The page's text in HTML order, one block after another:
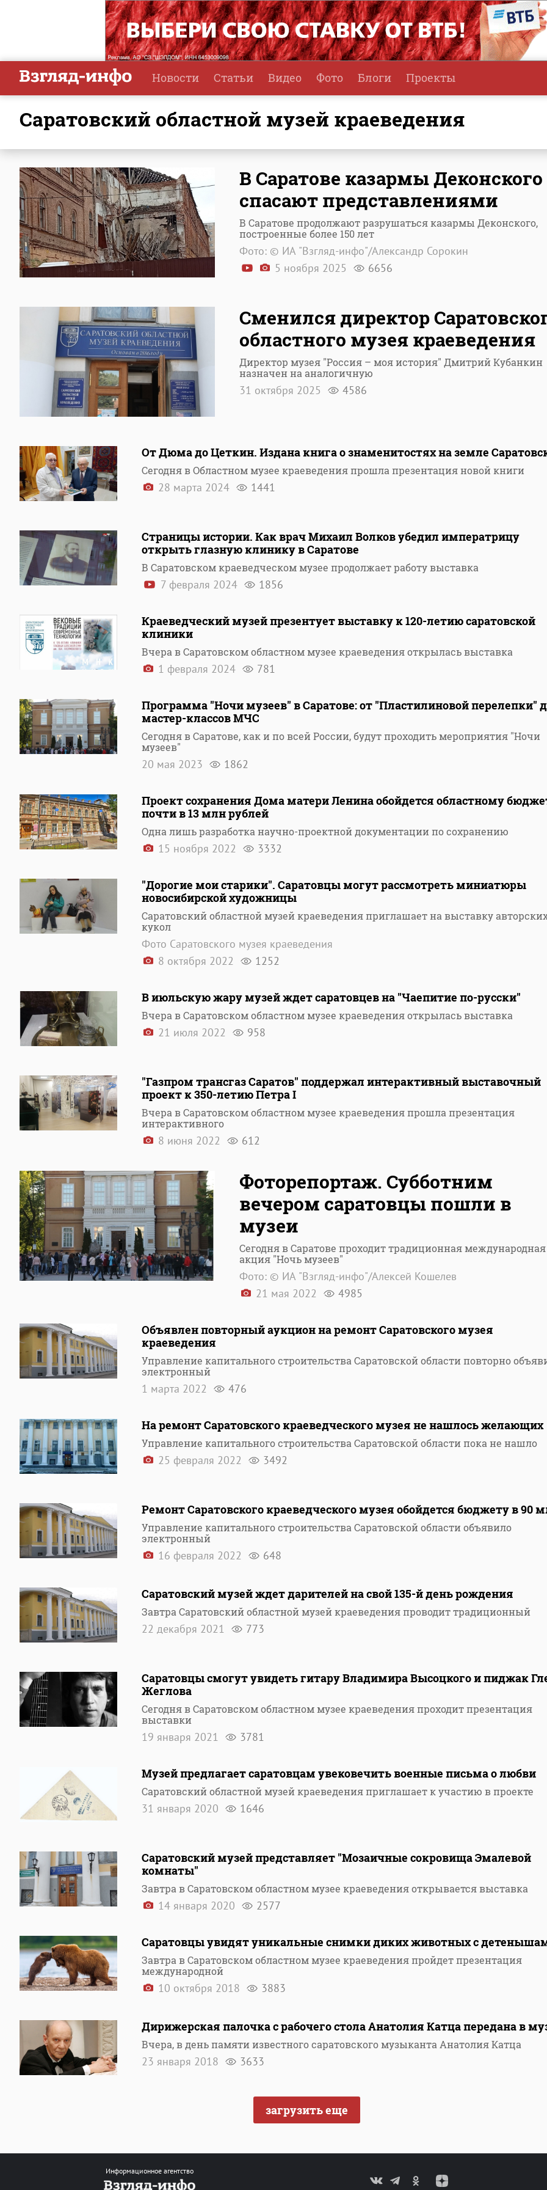
Новости Статьи Видео Фото Блоги Проекты
Саратовский областной музей краеведения
В Саратове казармы Деконского
спасают представлениями
В Саратове продолжают разрушаться казармы Деконского,
построенные более 150 лет
Фото: © ИА "Взгляд-инфо"/Александр Сорокин
5 ноября 2025
6656
Сменился директор
областного музея краеведения
Директор музея "Россия – моя история" Дмитрий Кубанкин
назначен на аналогичную
31 октября 2025 4586
От Дюма до Цеткин. Издана книга о знаменитостях на земле
Сегодня в Областном музее краеведения прошла презентация новой книги
28 марта 2024 1441
Страницы истории. Как врач Михаил Волков убедил императрицу
открыть глазную клинику в Саратове
В Саратовском краеведческом музее продолжает работу выставка
7 февраля 2024 1856
Краеведческий музей презентует выставку к 120-летию саратовской
клиники
Вчера в Саратовском областном музее краеведения открылась выставка
1 февраля 2024 781
Программа "Ночи музеев" в Саратове: от "Пластилиновой перелепки"
мастер-классов МЧС
Сегодня в Саратове, как и по всей России, будут проходить мероприятия "Ночи
музеев"
20 мая 2023 1862
Проект сохранения Дома матери Ленина обойдется областному
почти в 13 млн рублей
Одна лишь разработка научно-проектной документации по сохранению
15 ноября 2022 3332
"Дорогие мои старики". Саратовцы могут рассмотреть миниатюры
новосибирской художницы
Саратовский областной музей краеведения приглашает на выставку
кукол
Фото Саратовского музея краеведения
8 октября 2022
1252
В июльскую жару музей ждет саратовцев на "Чаепитие по-русски"
Вчера в Саратовском областном музее краеведения открылась выставка
21 июля 2022 958
"Газпром трансгаз Саратов" поддержал интерактивный выставочный
проект к 350-летию Петра I
Вчера в Саратовском областном музее краеведения прошла презентация
интерактивного
8 июня 2022 612
Фоторепортаж. Субботним
вечером саратовцы пошли в
музеи
Сегодня в Саратове проходит традиционная международная
акция "Ночь музеев"
Фото: © ИА "Взгляд-инфо"/Алексей Кошелев
21 мая 2022
4985
Объявлен повторный аукцион на ремонт Саратовского музея
краеведения
Управление капитального строительства Саратовской области повторно
электронный
1 марта 2022 476
На ремонт Саратовского краеведческого музея не нашлось желающих
Управление капитального строительства Саратовской области пока не нашло
25 февраля 2022 3492
Ремонт Саратовского краеведческого музея обойдется бюджету в 90
Управление капитального строительства Саратовской области объявило
электронный
16 февраля 2022 648
Саратовский музей ждет дарителей на свой 135-й день рождения
Завтра Саратовский областной музей краеведения проводит традиционный
22 декабря 2021 773
Саратовцы смогут увидеть гитару Владимира Высоцкого и пиджак
Жеглова
Сегодня в Саратовском областном музее краеведения проходит презентация
выставки
19 января 2021 3781
Музей предлагает саратовцам увековечить военные письма о любви
Саратовский областной музей краеведения приглашает к участию в проекте
31 января 2020 1646
Саратовский музей представляет "Мозаичные сокровища Эмалевой
комнаты"
Завтра в Саратовском областном музее краеведения открывается выставка
14 января 2020 2577
Саратовцы увидят уникальные снимки диких животных с
Завтра в Саратовском областном музее краеведения пройдет презентация
международной
10 октября 2018 3883
Дирижерская палочка с рабочего стола Анатолия Катца передана в
Вчера, в день памяти известного саратовского музыканта Анатолия Катца
23 января 2018 3633
загрузить еще
Информационное агентство